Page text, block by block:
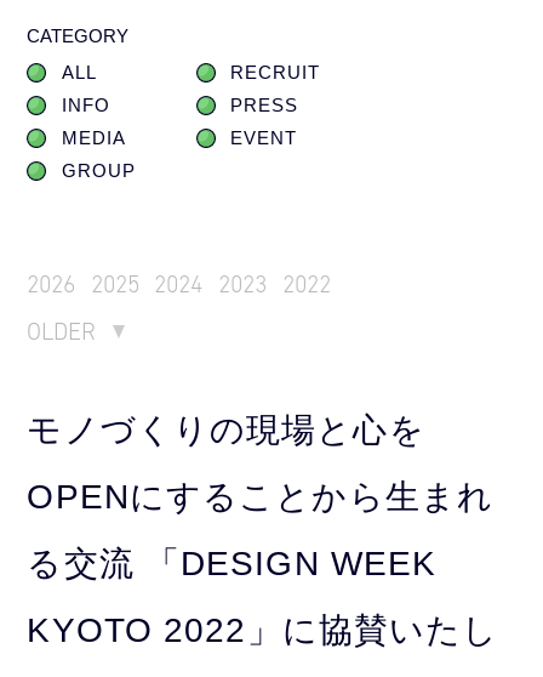
CATEGORY
ALL
RECRUIT
INFO
PRESS
MEDIA
EVENT
GROUP
2026 2025 2024 2023
2022
OLDER
モノづくりの現場と心を
OPENにすることから生まれ
る交流 「DESIGN WEEK
KYOTO 2022」に協賛いたし